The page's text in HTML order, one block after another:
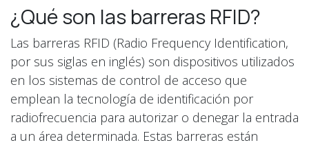
¿Qué son las barreras RFID?
Las barreras RFID (Radio Frequency Identification,
por sus siglas en inglés) son dispositivos utilizados
en los sistemas de control de acceso que
emplean la tecnología de identificación por
radiofrecuencia para autorizar o denegar la entrada
a un área determinada. Estas barreras están